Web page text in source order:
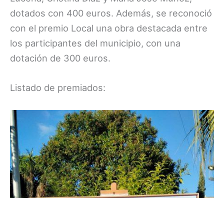
dotados con 400 euros. Además, se reconoció
con el premio Local una obra destacada entre
los participantes del municipio, con una
dotación de 300 euros.
Listado de premiados: